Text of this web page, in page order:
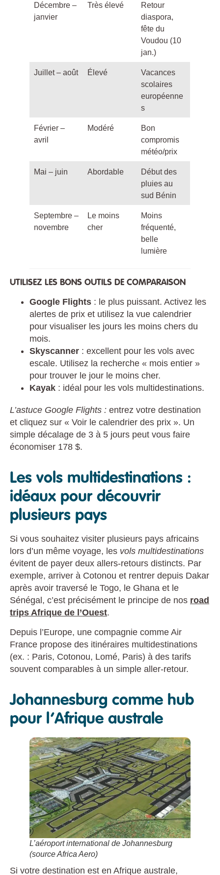
Décembre –
janvier
Très élevé
Retour
diaspora,
fête du
Voudou (10
jan.)
Juillet – août Élevé
Vacances
scolaires
européenne
s
Février –
avril
Modéré
Bon
compromis
météo/prix
Mai – juin Abordable
Début des
pluies au
sud Bénin
Septembre –
novembre
Le moins
cher
Moins
fréquenté,
belle
lumière
UTILISEZ LES BONS OUTILS DE COMPARAISON
Google Flights : le plus puissant. Activez les
alertes de prix et utilisez la vue calendrier
pour visualiser les jours les moins chers du
mois.
Skyscanner : excellent pour les vols avec
escale. Utilisez la recherche « mois entier »
pour trouver le jour le moins cher.
Kayak : idéal pour les vols multidestinations.
L’astuce Google Flights : entrez votre destination
et cliquez sur « Voir le calendrier des prix ». Un
simple décalage de 3 à 5 jours peut vous faire
économiser 178 $.
Les vols multidestinations :
idéaux pour découvrir
plusieurs pays
Si vous souhaitez visiter plusieurs pays africains
lors d’un même voyage, les vols multidestinations
évitent de payer deux allers-retours distincts. Par
exemple, arriver à Cotonou et rentrer depuis Dakar
après avoir traversé le Togo, le Ghana et le
Sénégal, c’est précisément le principe de nos road
trips Afrique de l’Ouest.
Depuis l’Europe, une compagnie comme Air
France propose des itinéraires multidestinations
(ex. : Paris, Cotonou, Lomé, Paris) à des tarifs
souvent comparables à un simple aller-retour.
Johannesburg comme hub
pour l’Afrique australe
L’aéroport international de Johannesburg
(source Africa Aero)
Si votre destination est en Afrique australe,